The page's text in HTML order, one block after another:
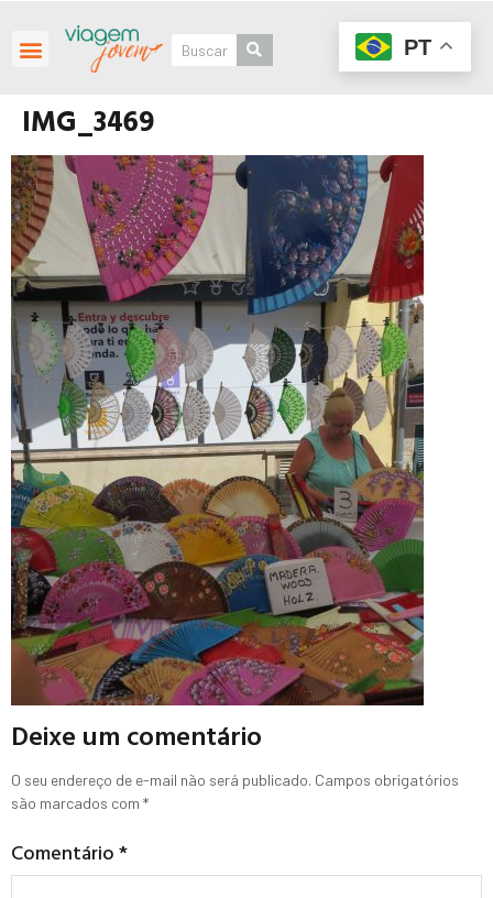
IMG_3469
Deixe um comentário
O seu endereço de e-mail não será publicado. Campos obrigatórios
são marcados com *
Comentário*
PT